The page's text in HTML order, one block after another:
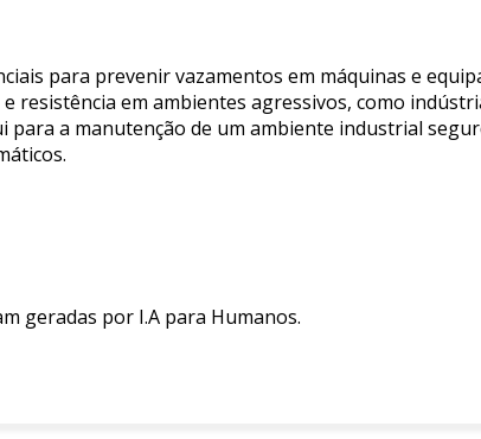
para prevenir vazamentos em máquinas e
em ambientes agressivos, como
para a manutenção de um ambiente industrial
geradas por I.A para Humanos.